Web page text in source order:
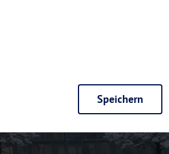
und ermöglichen beispielsweise
unserer Seite schneller zur Verfügung zu
Speichern